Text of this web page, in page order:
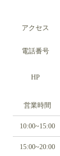
アクセス
電話番号
HP
営業時間
10:00~15:00
15:00~20:00